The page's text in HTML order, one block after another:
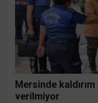
Mersinde
verilmiyor